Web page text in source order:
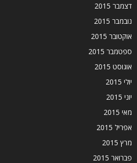
דצמבר 2015
נובמבר 2015
אוקטובר 2015
ספטמבר 2015
אוגוסט 2015
יולי 2015
יוני 2015
מאי 2015
אפריל 2015
מרץ 2015
פברואר 2015